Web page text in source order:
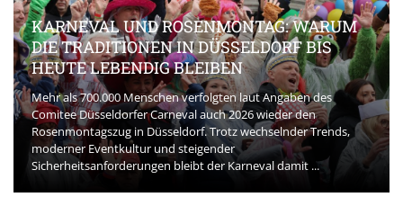
KARNEVAL UND ROSENMONTAG: WARUM
DIE TRADITIONEN IN DÜSSELDORF BIS
HEUTE LEBENDIG BLEIBEN
Mehr als 700.000 Menschen verfolgten laut Angaben des
Comitee Düsseldorfer Carneval auch 2026 wieder den
Rosenmontagszug in Düsseldorf. Trotz wechselnder Trends,
moderner Eventkultur und steigender
Sicherheitsanforderungen bleibt der Karneval damit ...